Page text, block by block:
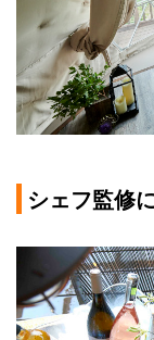
シェフ監修